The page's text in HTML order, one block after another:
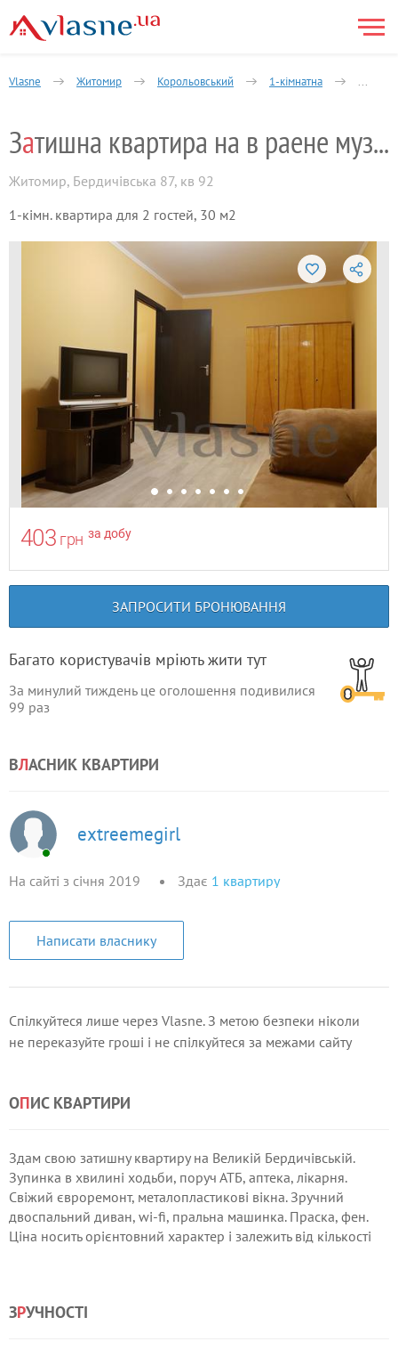
Vlasne Житомир Корольовський 1-кімнатна Велика
За тишна квартира на в раене музикалке
Житомир, Бердичівська 87, кв 92
1-кімн. квартира для 2 гостей, 30 м2
403 грн за добу
ЗАПРОСИТИ БРОНЮВАННЯ
Багато користувачів мріють жити тут
За минулий тиждень це оголошення подивилися
99 раз
ВЛАСНИК КВАРТИРИ
extreemegirl
На сайті з січня 2019 Здає 1 квартиру
Написати власнику
Спілкуйтеся лише через Vlasne. З метою безпеки ніколи
не переказуйте гроші і не спілкуйтеся за межами сайту
ОПИС КВАРТИРИ
Здам свою затишну квартиру на Великій Бердичівській.
Зупинка в хвилині ходьби, поруч АТБ, аптека, лікарня.
Свіжий євроремонт, металопластикові вікна. Зручний
двоспальний диван, wi-fi, пральна машинка. Праска, фен.
Ціна носить орієнтовний характер і залежить від кількості
ЗРУЧНОСТІ